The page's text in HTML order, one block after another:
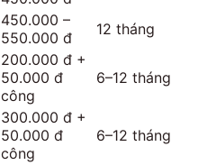
450.000 –
550.000 đ
12 tháng
200.000 đ +
50.000 đ
công
6–12 tháng
300.000 đ +
50.000 đ
công
6–12 tháng